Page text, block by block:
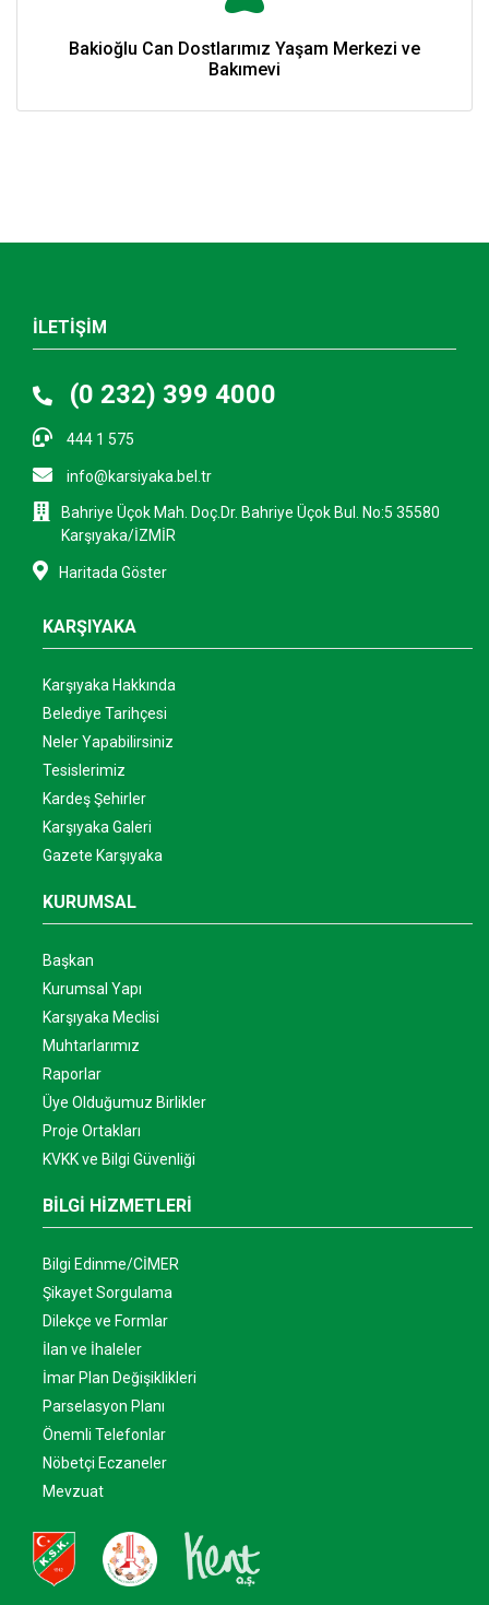
Bakioğlu Can Dostlarımız Yaşam Merkezi ve
Bakımevi
İLETİŞİM
(0 232) 399 4000
444 1 575
info@karsiyaka.bel.tr
Bahriye Üçok Mah. Doç.Dr. Bahriye Üçok Bul. No:5 35580
Karşıyaka/İZMİR
Haritada Göster
KARŞIYAKA
Karşıyaka Hakkında
Belediye Tarihçesi
Neler Yapabilirsiniz
Tesislerimiz
Kardeş Şehirler
Karşıyaka Galeri
Gazete Karşıyaka
KURUMSAL
Başkan
Kurumsal Yapı
Karşıyaka Meclisi
Muhtarlarımız
Raporlar
Üye Olduğumuz Birlikler
Proje Ortakları
KVKK ve Bilgi Güvenliği
BİLGİ HİZMETLERİ
Bilgi Edinme/CİMER
Şikayet Sorgulama
Dilekçe ve Formlar
İlan ve İhaleler
İmar Plan Değişiklikleri
Parselasyon Planı
Önemli Telefonlar
Nöbetçi Eczaneler
Mevzuat